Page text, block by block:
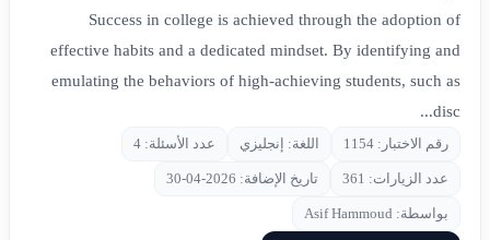
Success in college is achieved through the adoption of
effective habits and a dedicated mindset. By identifying and
emulating the behaviors of high-achieving students, such as
disc...
رقم الاختبار: 1154 اللغة: إنجليزي عدد الأسئلة: 4
عدد الزيارات: 361 تاريخ الإضافة: 2026-04-30
بواسطة: Asif Hammoud